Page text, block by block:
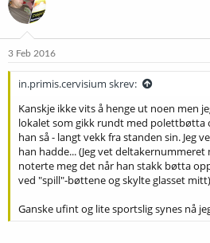
3 Feb 2016
in.primis.cervisium skrev:
Kanskje ikke vits å henge ut noen men
lokalet som gikk rundt med polettbøtta
han så - langt vekk fra standen sin. Jeg
han hadde... (Jeg vet
noterte meg det når han stakk bøtta
ved "spill"-bøttene og skylte glasset
Ganske ufint og lite sportslig synes nå